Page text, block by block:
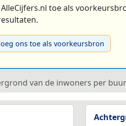
toe als
ons toe als voorkeursbron
van de inwoners per